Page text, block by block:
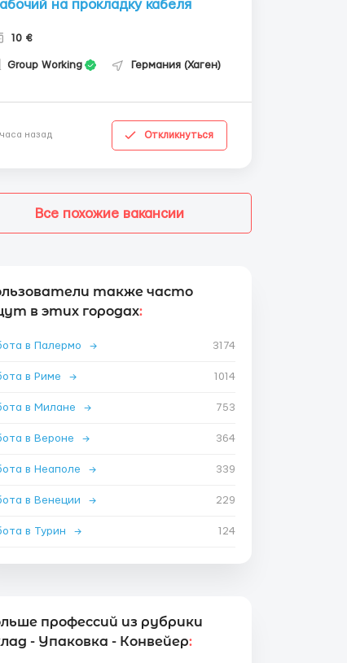
на прокладку кабеля
10 €
Group Working Германия (Хаген)
назад Откликнуться
Все похожие вакансии
также часто
в этих городах:
в Палермо → 3174
в Риме → 1014
в Милане → 753
в Вероне → 364
в Неаполе → 339
в Венеции → 229
в Турин → 124
профессий из рубрики
- Упаковка - Конвейер: